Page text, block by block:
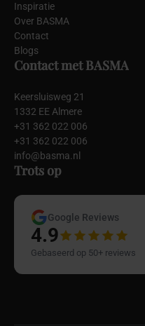
Inspiratie
Over BASMA
Contact
Blogs
Contact met BASMA
Keersluisweg 21
1332 EE Almere
+31 362 022 006
+31 362 022 006
info@basma.nl
Trots op
Google Reviews
4.9
Gebaseerd op 50+ reviews